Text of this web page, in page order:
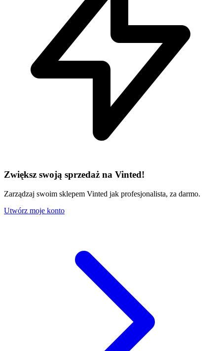
Zwiększ swoją sprzedaż na Vinted!
Zarządzaj swoim sklepem Vinted jak profesjonalista, za darmo.
Utwórz moje konto